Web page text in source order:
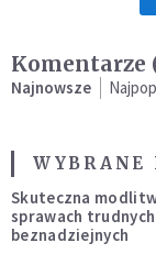
Komentarze
Najnowsze
WYBRANE
Skuteczna
sprawach
beznadziejnych